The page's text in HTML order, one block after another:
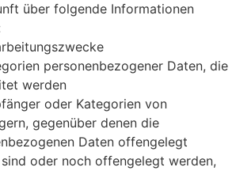
über folgende Informationen
personenbezogener Daten, die
werden
oder Kategorien von
gegenüber denen die
Daten offengelegt
oder noch offengelegt werden,